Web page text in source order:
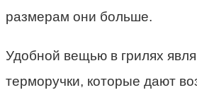
размерам они больше.
Удобной вещью в грилях
терморучки, которые дают